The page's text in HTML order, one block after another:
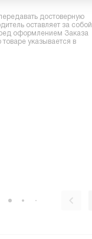
достоверную
оставляет за собой
оформлением Заказа
указывается в